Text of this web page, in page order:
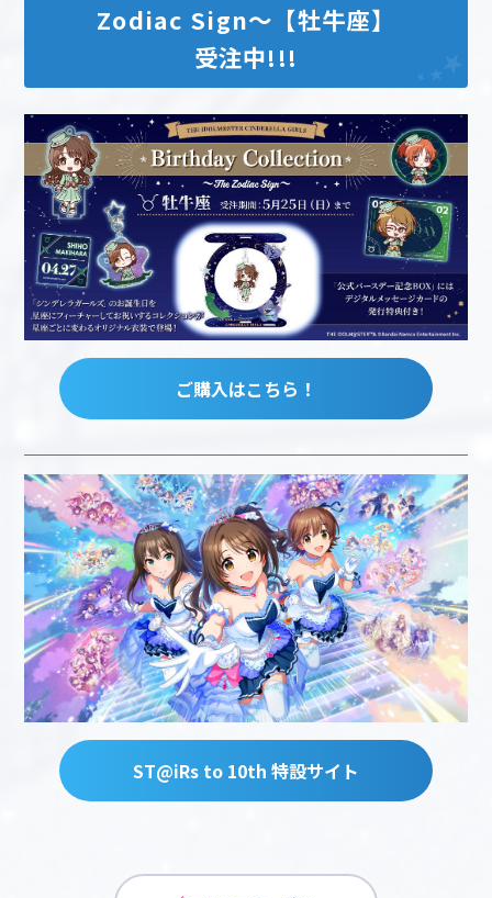
Zodiac Sign～【牡牛座】
受注中!!!
ご購入はこちら！
ST@iRs to 10th 特設サイト